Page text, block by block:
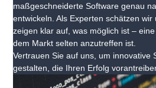
maßgeschneiderte Software genau
entwickeln. Als Experten schätzen wir
zeigen klar auf, was möglich ist –
dem Markt selten anzutreffen ist.
Vertrauen Sie auf uns, um innovative
gestalten, die Ihren Erfolg